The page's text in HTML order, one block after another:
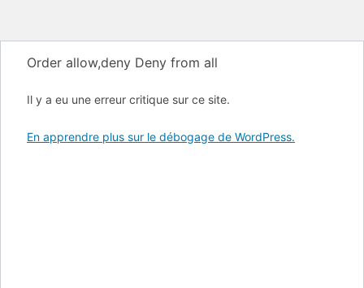
Order allow,deny Deny from all
Il y a eu une erreur critique sur ce site.
En apprendre plus sur le débogage de WordPress.